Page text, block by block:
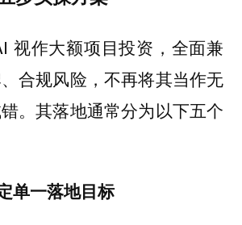
视作大额项目投资，全面兼
合规风险，不再将其当作无
。其落地通常分为以下五个
单一落地目标